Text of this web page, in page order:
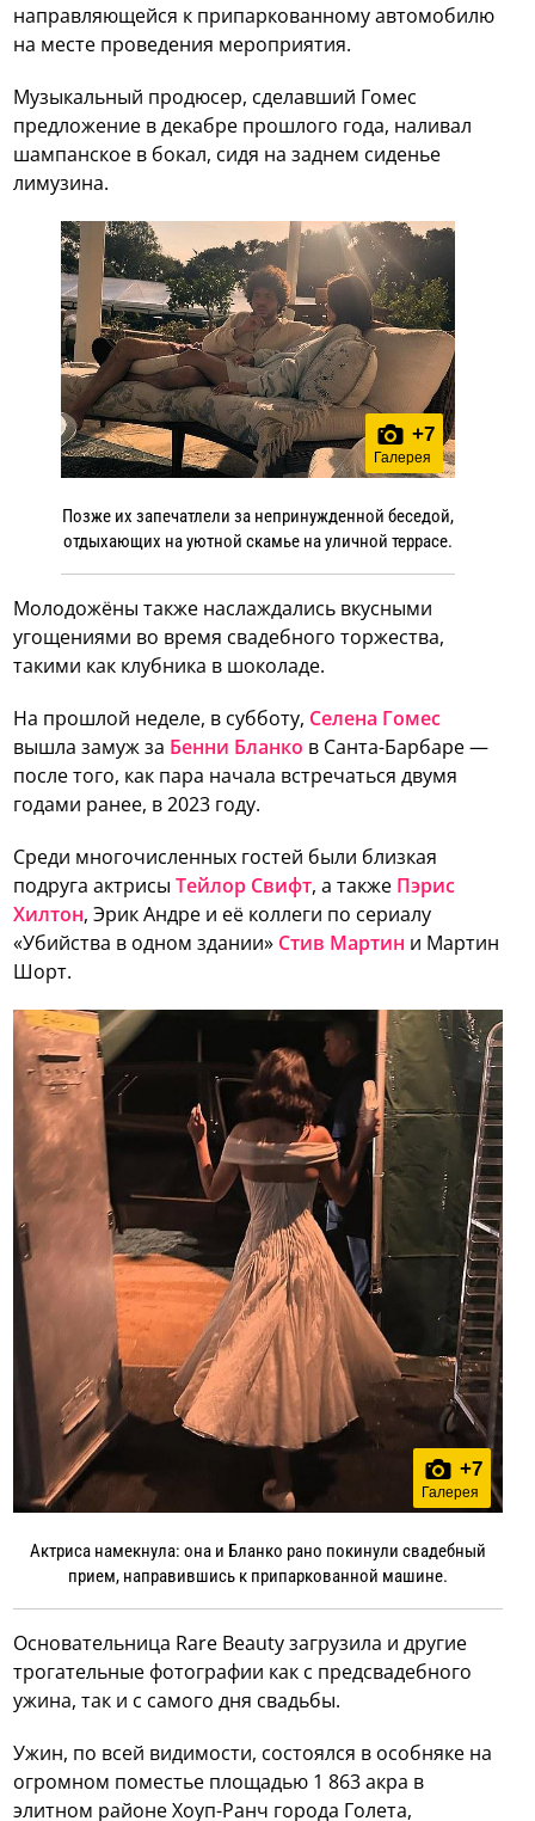
направляющейся к припаркованному автомобилю
на месте проведения мероприятия.
Музыкальный продюсер, сделавший Гомес
предложение в декабре прошлого года, наливал
шампанское в бокал, сидя на заднем сиденье
лимузина.
+7
Галерея
Позже их запечатлели за непринужденной беседой,
отдыхающих на уютной скамье на уличной террасе.
Молодожёны также наслаждались вкусными
угощениями во время свадебного торжества,
такими как клубника в шоколаде.
На прошлой неделе, в субботу, Селена Гомес
вышла замуж за Бенни Бланко в Санта-Барбаре —
после того, как пара начала встречаться двумя
годами ранее, в 2023 году.
Среди многочисленных гостей были близкая
подруга актрисыТейлор Свифт, а также Пэрис
Хилтон, Эрик Андре и её коллеги по сериалу
«Убийства в одном здании» Стив Мартин и Мартин
Шорт.
+7
Галерея
Актриса намекнула: она и Бланко рано покинули свадебный
прием, направившись к припаркованной машине.
Основательница Rare Beauty загрузила и другие
трогательные фотографии как с предсвадебного
ужина, так и с самого дня свадьбы.
Ужин, по всей видимости, состоялся в особняке на
огромном поместье площадью 1 863 акра в
элитном районе Хоуп-Ранч города Голета,